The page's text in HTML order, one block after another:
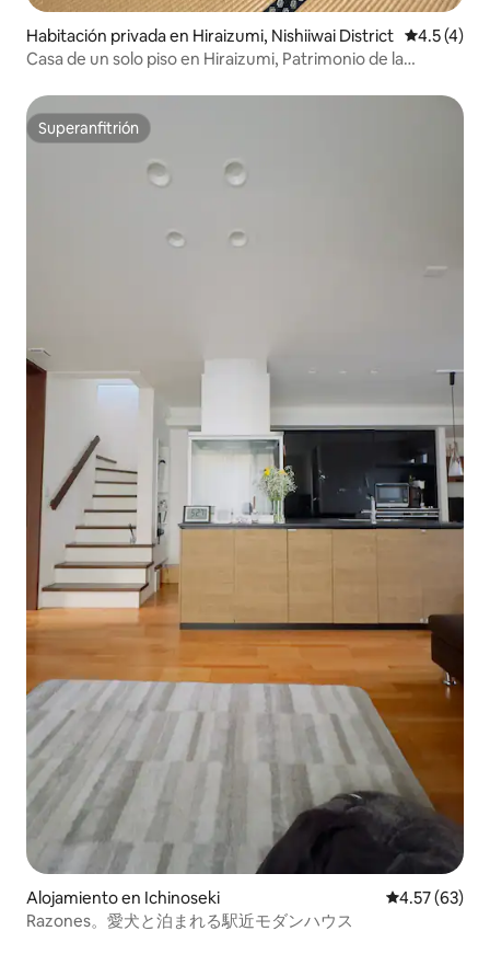
Habitación privada en Hiraizumi, Nishiiwai District
4.5 (4)
Casa de un solo piso en Hiraizumi, Patrimonio de la
Superanfitrión
Superanfitrión
Alojamiento en Ichinoseki Calificación
4.57 (63)
Razones。愛犬と泊まれる駅近モダンハウス